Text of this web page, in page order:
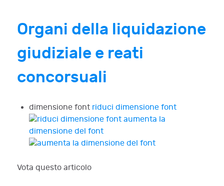
Organi della liquidazione
giudiziale e reati
concorsuali
dimensione font riduci dimensione font
aumenta la
dimensione del font
Vota questo articolo